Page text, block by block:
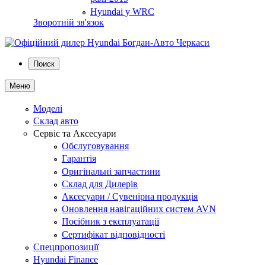
Hyundai у WRC
Зворотній зв'язок
Поиск
Меню
Моделі
Склад авто
Сервіс та Аксесуари
Обслуговування
Гарантія
Оригінальні запчастини
Склад для Дилерів
Аксесуари / Сувенірна продукція
Оновлення навігаційних систем AVN
Посібник з експлуатації
Сертифікат відповідності
Спецпропозиції
Hyundai Finance